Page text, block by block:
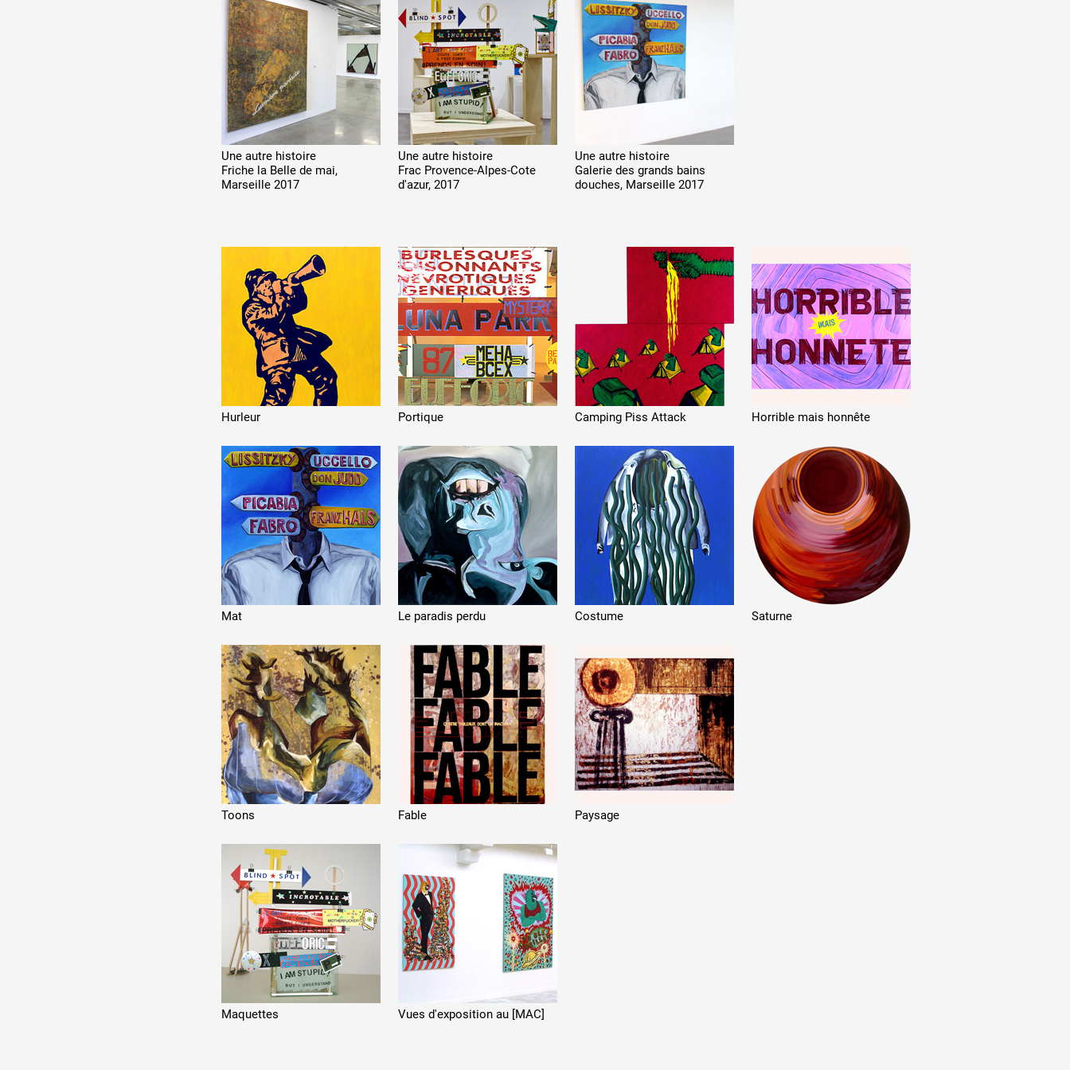
Production vidéo
1% œuvres dans l'espace public
Réseau documents d'artistes
Une autre histoire
Friche la Belle de mai,
Marseille 2017
Une autre histoire
Frac Provence-Alpes-Cote
d'azur, 2017
Une autre histoire
Galerie des grands bains
douches, Marseille 2017
Hurleur Portique Camping Piss Attack Horrible mais honnête
Mat Le paradis perdu Costume Saturne
Toons Fable Paysage
Maquettes Vues d'exposition au [MAC]